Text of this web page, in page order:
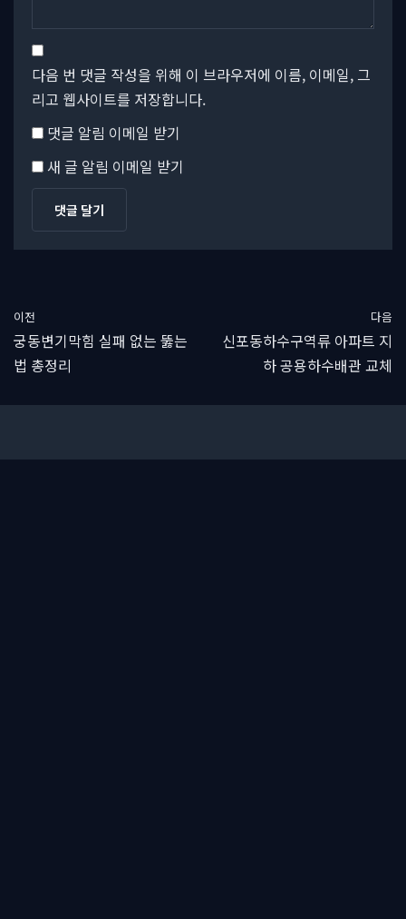
다음 번 댓글 작성을 위해 이 브라우저에 이름, 이메일, 그
리고 웹사이트를 저장합니다.
댓글 알림 이메일 받기
새 글 알림 이메일 받기
이전
궁동변기막힘 실패 없는 뚫는
법 총정리
다음
신포동하수구역류 아파트 지
하 공용하수배관 교체